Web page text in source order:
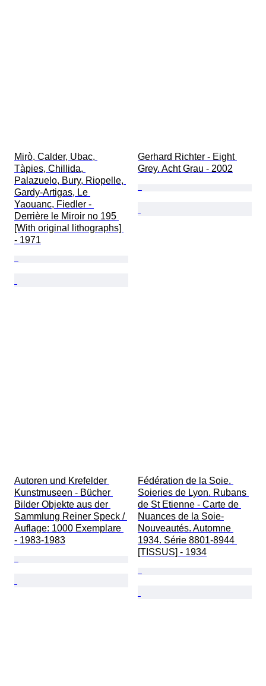
Mirò, Calder, Ubac,
Tàpies, Chillida,
Palazuelo, Bury, Riopelle,
Gardy-Artigas, Le
Yaouanc, Fiedler -
Derrière le Miroir no 195
[With original lithographs]
- 1971
Gerhard Richter - Eight
Grey. Acht Grau - 2002
Autoren und Krefelder
Kunstmuseen - Bücher
Bilder Objekte aus der
Sammlung Reiner Speck /
Auflage: 1000 Exemplare
- 1983-1983
Fédération de la Soie.
Soieries de Lyon. Rubans
de St Etienne - Carte de
Nuances de la Soie-
Nouveautés. Automne
1934. Série 8801-8944
[TISSUS] - 1934